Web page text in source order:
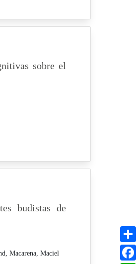
sobre el
budistas de
Macarena, Maciel